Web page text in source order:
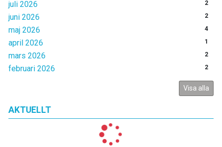
juli 2026 2
juni 2026 2
maj 2026 4
april 2026 1
mars 2026 2
februari 2026 2
Visa alla
AKTUELLT